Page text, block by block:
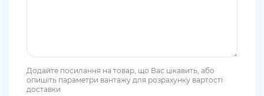
Додайте посилання на товар, що Вас цікавить, або
опишіть параметри вантажу для розрахунку вартості
доставки